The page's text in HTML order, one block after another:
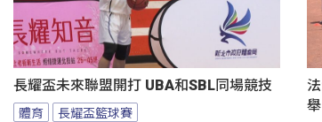
長耀盃未來聯盟開打 UBA和SBL同場競技
體育 長耀盃籃球賽
舉